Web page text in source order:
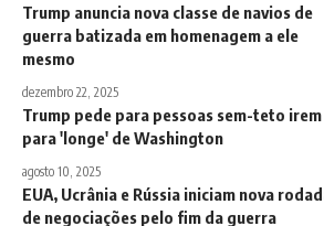
Trump anuncia nova classe de navios de
guerra batizada em homenagem a ele
mesmo
dezembro 22, 2025
Trump pede para pessoas sem-teto irem
para 'longe' de Washington
agosto 10, 2025
EUA, Ucrânia e Rússia iniciam nova
de negociações pelo fim da guerra